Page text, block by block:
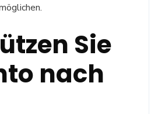
Sie
nach